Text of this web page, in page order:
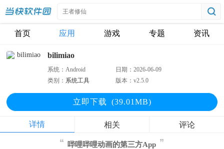
首页 应用 游戏 专题 资讯
bilimiao
系统：Android 日期：2026-06-09
类别： 系统工具 版本：v2.5.0
立即下载 (39.01MB)
详情 相关 评论
哔哩哔哩动画的第三方App